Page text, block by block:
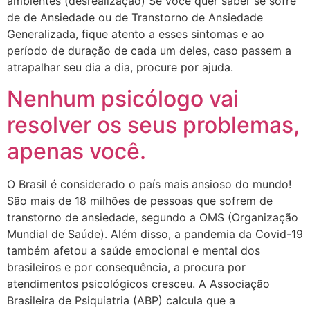
de de Ansiedade ou de Transtorno de Ansiedade
Generalizada, fique atento a esses sintomas e ao
período de duração de cada um deles, caso passem a
atrapalhar seu dia a dia, procure por ajuda.
Nenhum psicólogo vai
resolver os seus problemas,
apenas você.
O Brasil é considerado o país mais ansioso do mundo!
São mais de 18 milhões de pessoas que sofrem de
transtorno de ansiedade, segundo a OMS (Organização
Mundial de Saúde). Além disso, a pandemia da Covid-19
também afetou a saúde emocional e mental dos
brasileiros e por consequência, a procura por
atendimentos psicológicos cresceu. A Associação
Brasileira de Psiquiatria (ABP) calcula que a